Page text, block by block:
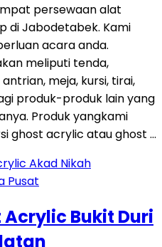
persewaan alat
di Jabodetabek. Kami
acara anda.
meliputi tenda,
meja, kursi, tirai,
produk-produk lain yang
Produk yangkami
ghost acrylic atau ghost …
Acrylic Bukit Duri